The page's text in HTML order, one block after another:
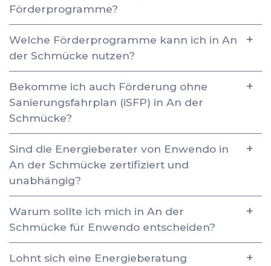
Förderprogramme?
Welche Förderprogramme kann ich in An
der Schmücke nutzen?
Bekomme ich auch Förderung ohne
Sanierungsfahrplan (iSFP) in An der
Schmücke?
Sind die Energieberater von Enwendo in
An der Schmücke zertifiziert und
unabhängig?
Warum sollte ich mich in An der
Schmücke für Enwendo entscheiden?
Lohnt sich eine Energieberatung